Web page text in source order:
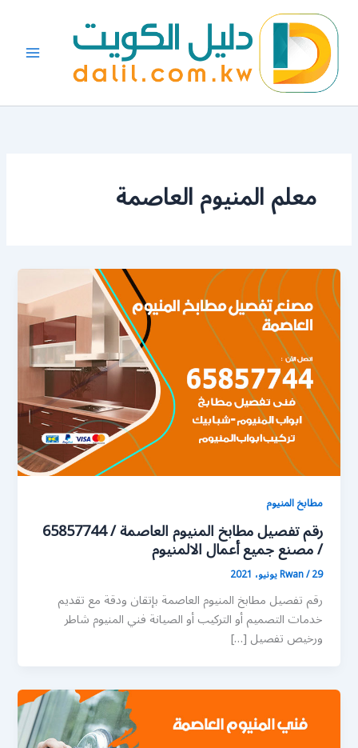
المحتوى
معلم المنيوم العاصمة
مطابخ المنيوم
رقم تفصيل مطابخ المنيوم العاصمة / 65857744
/ مصنع جميع أعمال الالمنيوم
Rwan/29 يونيو، 2021
رقم تفصيل مطابخ المنيوم العاصمة بإتقان ودقة مع تقديم
خدمات التصميم أو التركيب أو الصيانة فني المنيوم شاطر
ورخيص تفصيل […]